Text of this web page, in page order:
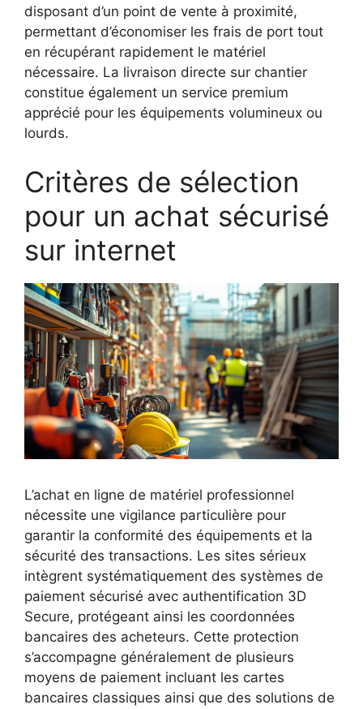
disposant d’un point de vente à proximité,
permettant d’économiser les frais de port tout
en récupérant rapidement le matériel
nécessaire. La livraison directe sur chantier
constitue également un service premium
apprécié pour les équipements volumineux ou
lourds.
Critères de sélection
pour un achat sécurisé
sur internet
L’achat en ligne de matériel professionnel
nécessite une vigilance particulière pour
garantir la conformité des équipements et la
sécurité des transactions. Les sites sérieux
intègrent systématiquement des systèmes de
paiement sécurisé avec authentification 3D
Secure, protégeant ainsi les coordonnées
bancaires des acheteurs. Cette protection
s’accompagne généralement de plusieurs
moyens de paiement incluant les cartes
bancaires classiques ainsi que des solutions de